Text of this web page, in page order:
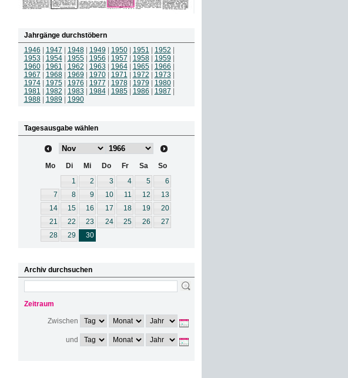
Jahrgänge durchstöbern
1946
1947 1948| 1949 1950| 1951 1952
1953
1954| 1955| 1956 1957 1958| 1959
1960| 1961 1962 1963 1964| 1965| 1966
1967
1968| 1969 1970| 1971 1972 1973
1974| 1975| 1976 1977 1978| 1979 1980|
1981
1982 1983 1984| 1985| 1986 1987
1988| 1989 1990
Tagesausgabe wählen
Mo Di Mi Do Fr Sa
So
1
2 3 4 5
6
7
8 9 10 11 12
13
14
15 16 17 18 19
20
21
22 23 24 25 26
27
28
29 30
Archiv durchsuchen
Zeitraum
Zwischen
und